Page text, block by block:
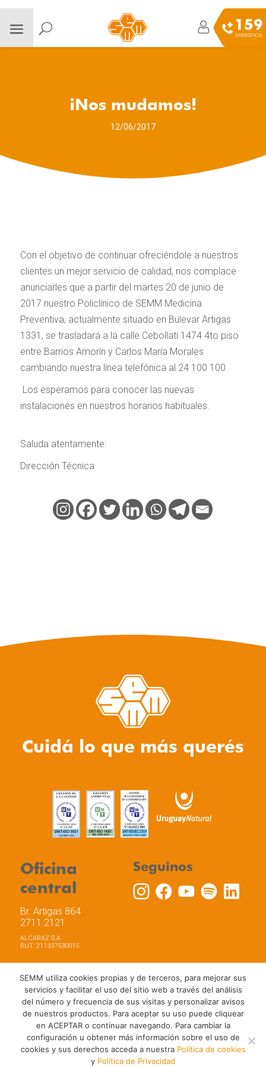
159
EMERGENCIA
¡Nos mudamos!
12/06/2017
Con el objetivo de continuar ofreciéndole a nuestros
clientes un mejor servicio de calidad, nos complace
anunciarles que a partir del martes 20 de junio de
2017 nuestro Policlínico de SEMM Medicina
Preventiva, actualmente situado en Bulevar Artigas
1331, se trasladará a la calle Cebollatí 1474 4to piso
entre Barrios Amorín y Carlos María Morales
cambiando nuestra línea telefónica al 24 100 100.
Los esperamos para conocer las nuevas
instalaciones en nuestros horarios habituales.
Saluda atentamente:
Dirección Técnica
Cuidá lo que más querés
Oficina
central
Br. Artigas 864
2711 2121
ALCARAZ S.A
RUT: 211337530015
Seguinos
Trabaja con nosotros
Política de privacidad
Términos y Condiciones de Uso
Política de Cookies
SEMM utiliza cookies propias y de terceros, para mejorar sus
servicios y facilitar el uso del sitio web a través del análisis
del número y frecuencia de sus visitas y personalizar avisos
de nuestros productos. Para aceptar su uso puede cliquear
en ACEPTAR o continuar navegando. Para cambiar la
configuración u obtener más información sobre el uso de
cookies y sus derechos acceda a nuestra Política de cookies
y Política de Privacidad